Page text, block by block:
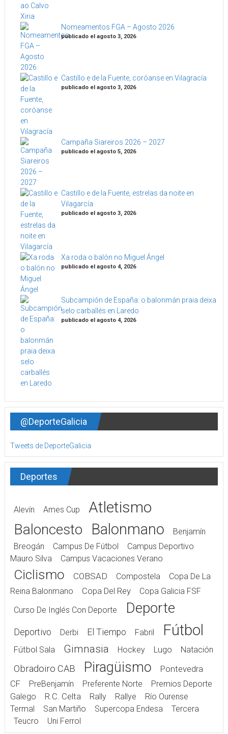
Nomeamentos FGA – Agosto 2026
publicado el agosto 3, 2026
Castillo e de la Fuente, coróanse en Vilagracía
publicado el agosto 3, 2026
Campaña Siareiros 2026 – 2027
publicado el agosto 5, 2026
Castillo e de la Fuente, estrelas da noite en
Vilagarcía
publicado el agosto 3, 2026
Xa roda o balón no Miguel Ángel
publicado el agosto 4, 2026
Subcampión de España: o balonmán praia deixa
selo carballés en Laredo
publicado el agosto 4, 2026
@DeporteGalicia
Tweets de DeporteGalicia
Deportes
Alevín Ames Cup Atletismo
Baloncesto Balonmano
Benjamín
Breogán
Campus De Fútbol
Campus Deportivo
Mauro Silva
Campus Vacaciones Verano
Ciclismo COBSAD Compostela
Copa De La
Reina Balonmano
Copa Del Rey
Copa Galicia FSF
Curso De Inglés Con Deporte
Deporte
Deportivo Derbi El Tiempo Fabril Fútbol
Fútbol Sala Gimnasia Hockey Lugo Natación
Obradoiro CAB Piragüismo
Pontevedra
CF
PreBenjamín Preferente Norte
Premios Deporte
Galego
R.C. Celta Rally Rallye
Río Ourense
Termal
San Martiño Supercopa Endesa
Tercera
Teucro
Uni Ferrol